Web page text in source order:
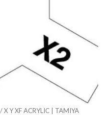
/X Y XF ACRYLIC | TAMIYA